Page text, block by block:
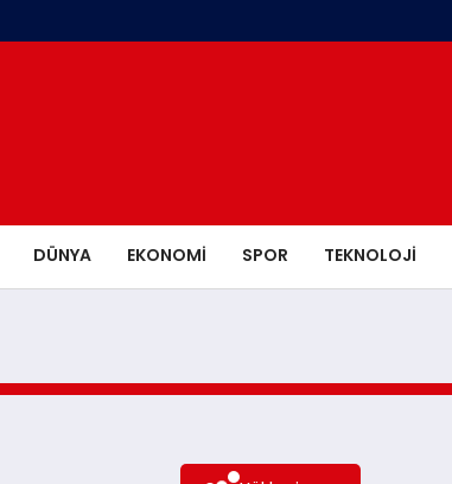
DÜNYA EKONOMI SPOR TEKNOLOJI